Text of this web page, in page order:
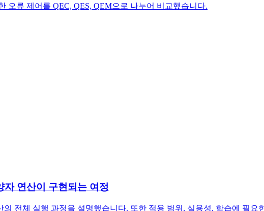
오류 제어를 QEC, QES, QEM으로 나누어 비교했습니다.
연산이 구현되는 여정
전체 실행 과정을 설명했습니다. 또한 적용 범위, 실용성, 학습에 필요